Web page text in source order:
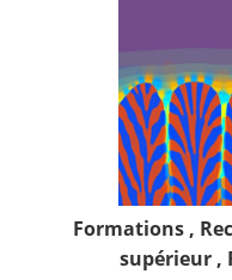
Nous suivre
Formations,
supérieur,